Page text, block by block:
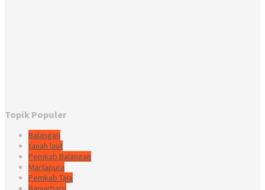
Topik Populer
Balangan
tanah laut
Pemkab Balangan
Martapura
Pemkab Tala